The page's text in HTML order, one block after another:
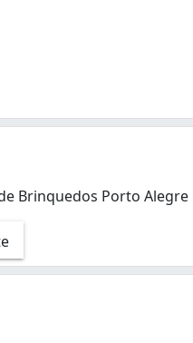
Brinquedos Porto Alegre